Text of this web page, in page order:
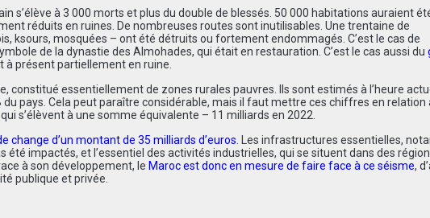
s’élève à 3 000 morts et plus du double de blessés. 50 000 habitations auraient
réduits en ruines. De nombreuses routes sont inutilisables. Une trentaine de
ksours, mosquées – ont été détruits ou fortement endommagés. C’est le cas de
de la dynastie des Almohades, qui était en restauration. C’est le cas aussi du
à présent partiellement en ruine.
constitué essentiellement de zones rurales pauvres. Ils sont estimés à l’heure
du pays. Cela peut paraître considérable, mais il faut mettre ces chiffres en relation
s’élèvent à une somme équivalente – 11 milliards en 2022.
change d’un montant de 35 milliards d’euros . Les infrastructures essentielles,
été impactés, et l’essentiel des activités industrielles, qui se situent dans des
à son développement, le Maroc est donc en mesure de faire face à ce séisme,
publique et privée.